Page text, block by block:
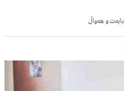
بابەت و هەواڵ